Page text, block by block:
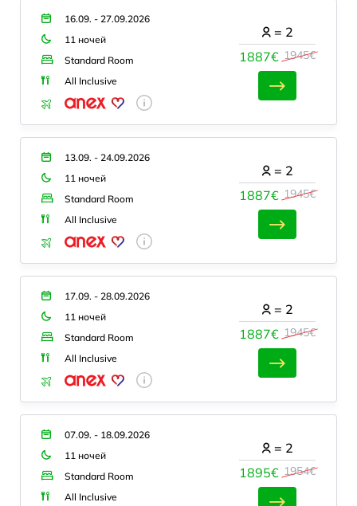
16.09. - 27.09.2026
11 ночей
Standard Room
All Inclusive
1887€ 1945€
= 2
13.09. - 24.09.2026
11 ночей
Standard Room
All Inclusive
1887€ 1945€
= 2
17.09. - 28.09.2026
11 ночей
Standard Room
All Inclusive
1887€ 1945€
= 2
07.09. - 18.09.2026
11 ночей
Standard Room
All Inclusive
1895€ 1954€
= 2